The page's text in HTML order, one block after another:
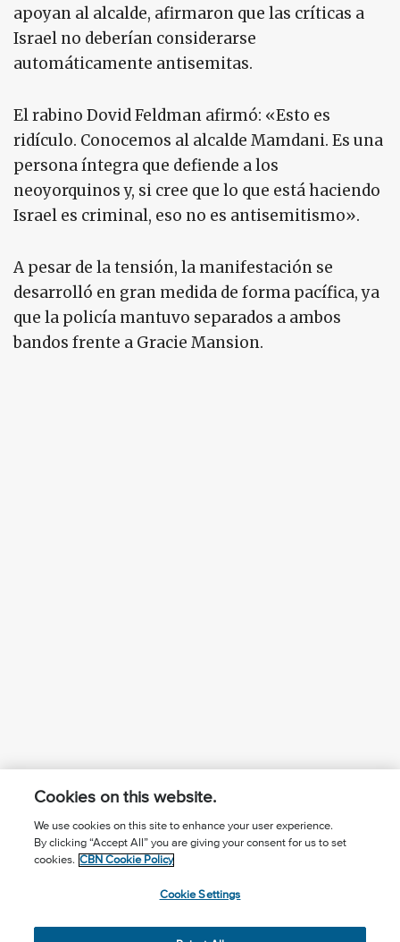
apoyan al alcalde, afirmaron que las críticas a
Israel no deberían considerarse
automáticamente antisemitas.
El rabino Dovid Feldman afirmó: «Esto es
ridículo. Conocemos al alcalde Mamdani. Es una
persona íntegra que defiende a los
neoyorquinos y, si cree que lo que está haciendo
Israel es criminal, eso no es antisemitismo».
A pesar de la tensión, la manifestación se
desarrolló en gran medida de forma pacífica, ya
que la policía mantuvo separados a ambos
bandos frente a Gracie Mansion.
¿Conoces a Jesús?
Suscríbase al boletín
Seguir Mundo Cristiano
Cookies on this website.
We use cookies on this site to enhance your user experience.
By clicking “Accept All” you are giving your consent for us to set
cookies. CBN Cookie Policy
Cookie Settings